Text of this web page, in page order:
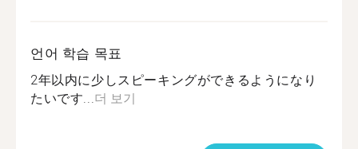
언어 학습 목표
2年以内に少しスピーキングができるようになり
たいです... 더 보기